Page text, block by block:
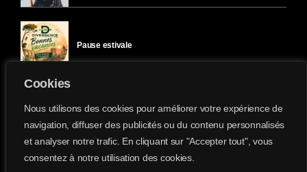
Cookies
Nous utilisons des cookies pour améliorer votre expérience de
navigation, diffuser des publicités ou du contenu personnalisés
et analyser notre trafic. En cliquant sur "Accepter tout", vous
consentez à notre utilisation des cookies.
Pause estivale
Ici l’Ombre – mardi 28 juillet